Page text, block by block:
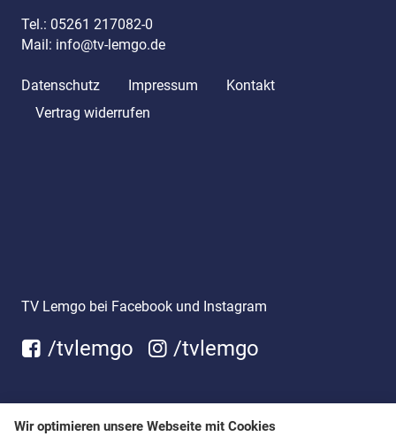
Tel.: 05261 217082-0
Mail: info@tv-lemgo.de
Datenschutz Impressum
Kontakt
Vertrag widerrufen
/tvlemgo /tvlemgo
Wir optimieren unsere Webseite mit Cookies